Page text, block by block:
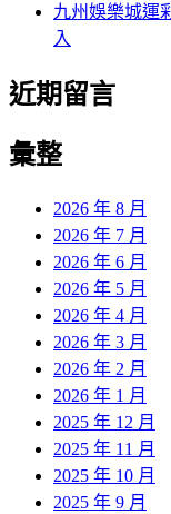
九州娛樂城運
入
近期留言
彙整
2026 年 8 月
2026 年 7 月
2026 年 6 月
2026 年 5 月
2026 年 4 月
2026 年 3 月
2026 年 2 月
2026 年 1 月
2025 年 12 月
2025 年 11 月
2025 年 10 月
2025 年 9 月